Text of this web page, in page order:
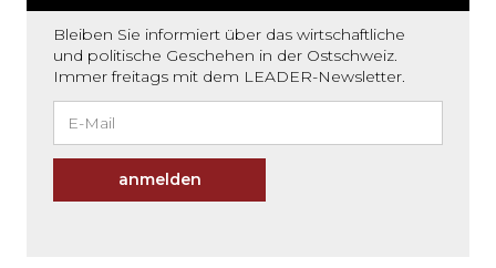
Bleiben Sie informiert über das wirtschaftliche
und politische Geschehen in der Ostschweiz.
Immer freitags mit dem LEADER-Newsletter.
anmelden